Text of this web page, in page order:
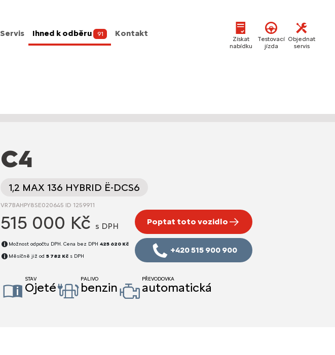
Servis Ihned k odběru 91 Kontakt
Získat
nabídku
Testovací
jízda
Objednat
servis
C4
1,2 MAX 136 HYBRID Ë-DCS6
VR7BAHPY8SE020645 ID 1259911
515 000 Kč s DPH
Možnost odpočtu DPH. Cena bez DPH 425 620 Kč
Měsíčně již od 5 782 Kč s DPH
Poptat toto vozidlo
+420 515 900 900
STAV
Ojeté
PALIVO
benzin
PŘEVODOVKA
automatická